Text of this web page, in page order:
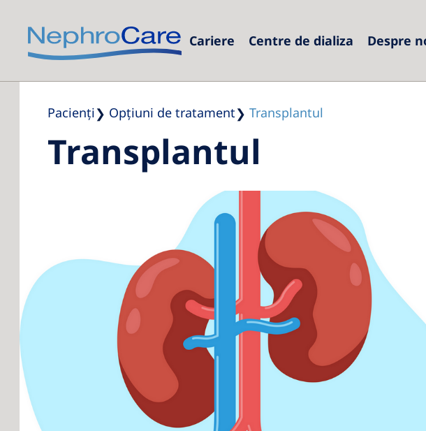
Cariere Centre de dializa Despre
Europe
Czech Republic
Israel
Italy
Netherlands
Poland
Portugal
Romania
Russia
Pacienți Opţiuni de tratament Transplantul
Transplantul